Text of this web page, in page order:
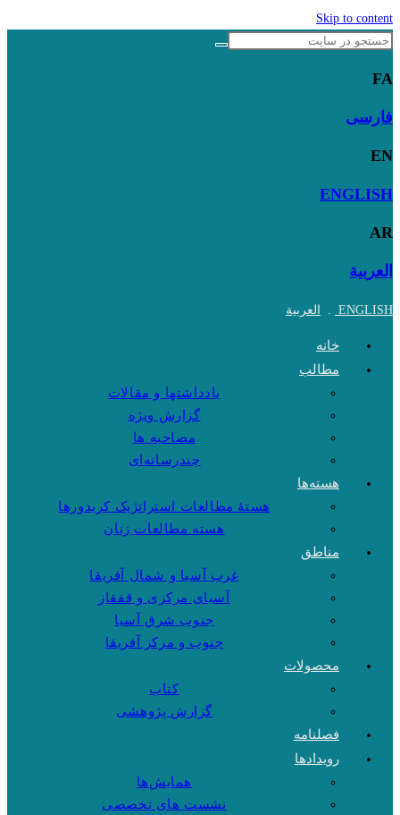
Skip to content
FA
فارسی
EN
ENGLISH
AR
العربية
ENGLISH
. العربية
خانه
مطالب
یادداشتها و مقالات
گزارش ویژه
مصاحبه ها
چندرسانه‌ای
هسته‌ها
هستهٔ مطالعات استراتژیک کریدورها
هسته مطالعات زنان
مناطق
غرب آسیا و شمال آفریقا
آسیای مرکزی و قفقاز
جنوب شرق آسیا
جنوب و مرکز آفریقا
محصولات
کتاب
گزارش پژوهشی
فصلنامه
رویدادها
همایش‌ها
نشست های تخصصی